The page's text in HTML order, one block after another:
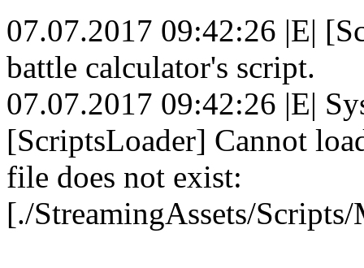
07.07.2017 09:42:26 |E|
battle calculator's script.
07.07.2017 09:42:26 |E|
[ScriptsLoader] Cannot
file does not exist:
[./StreamingAssets/